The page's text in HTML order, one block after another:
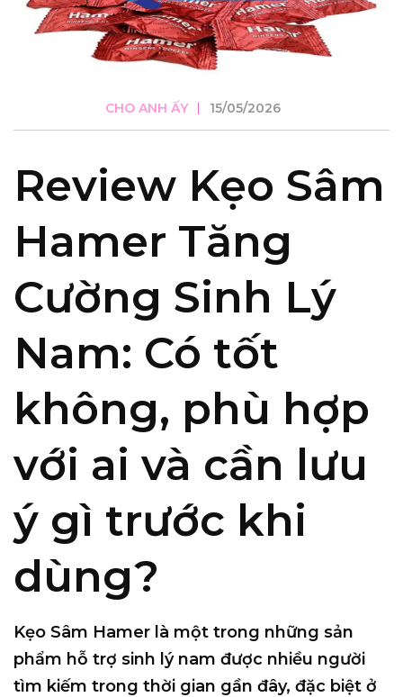
CHO ANH ẤY 15/05/2026
Review Kẹo Sâm
Hamer Tăng
Cường Sinh Lý
Nam: Có tốt
không, phù hợp
với ai và cần lưu
ý gì trước khi
dùng?
Kẹo Sâm Hamer là một trong những sản
phẩm hỗ trợ sinh lý nam được nhiều người
tìm kiếm trong thời gian gần đây, đặc biệt ở